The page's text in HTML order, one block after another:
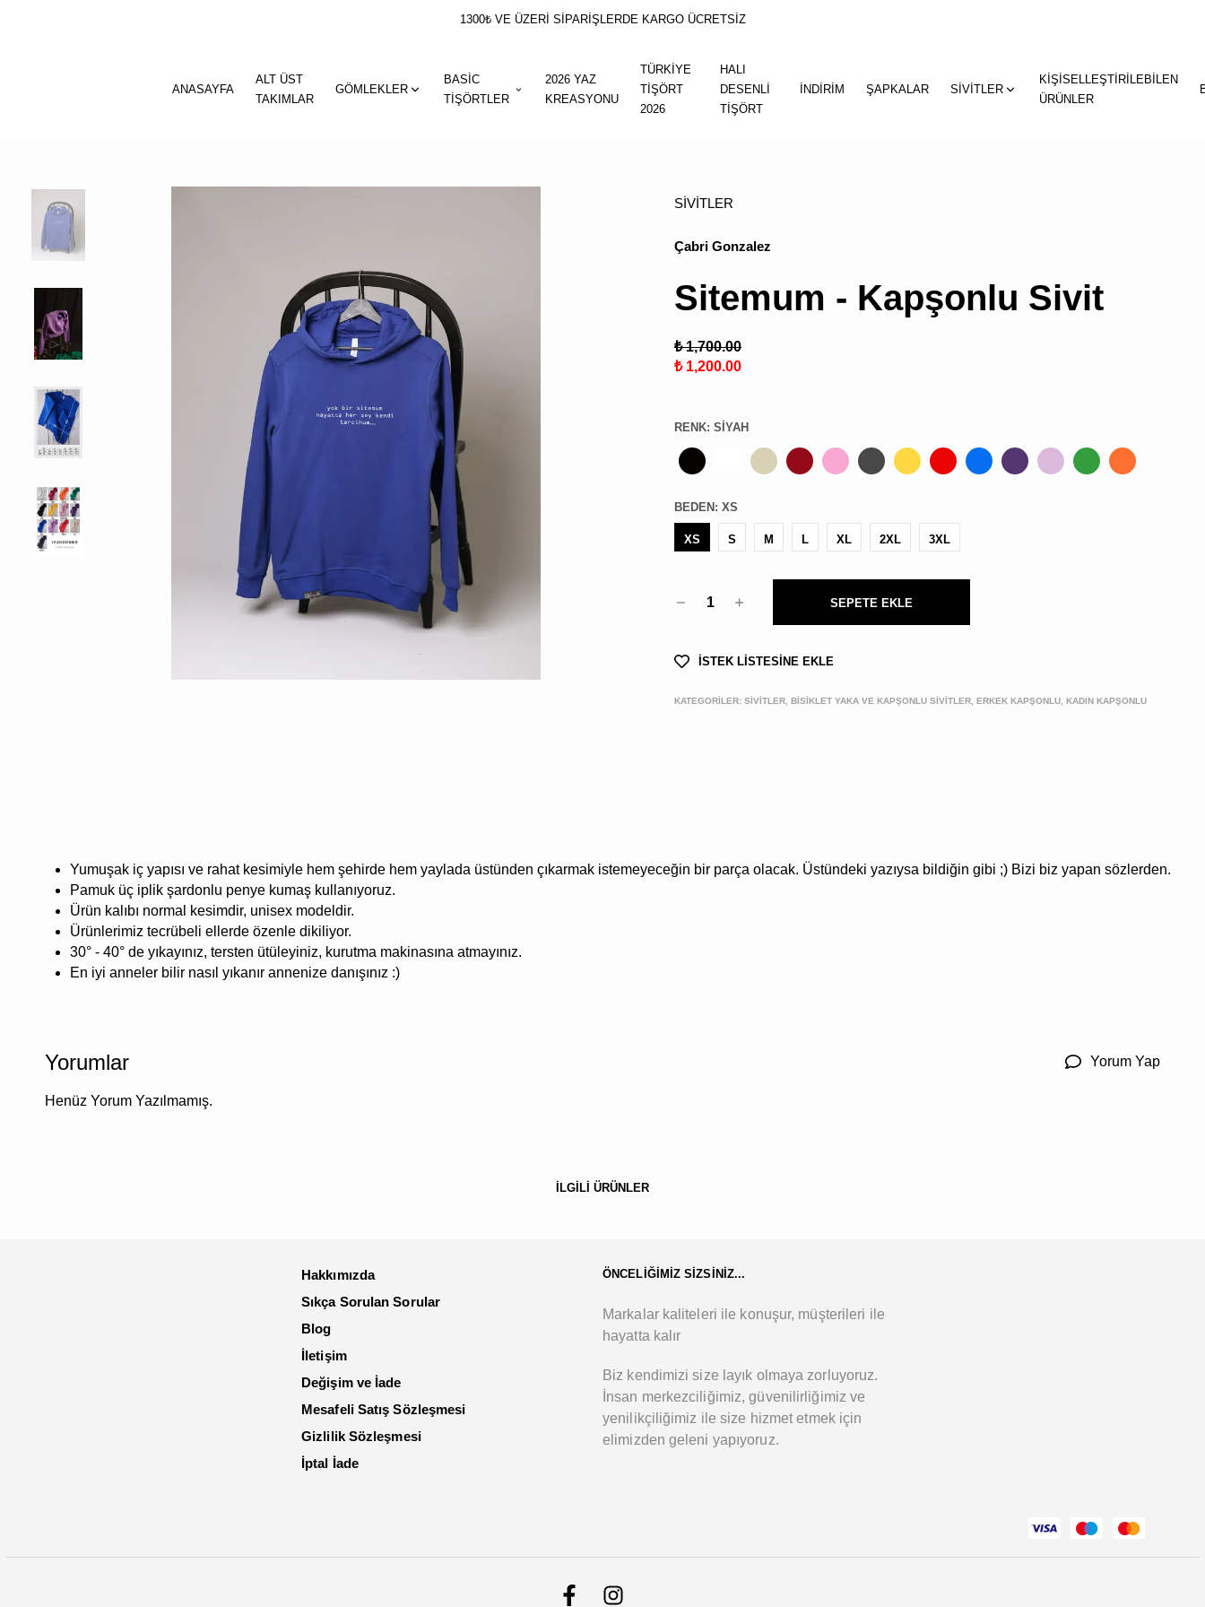
1300₺ VE ÜZERİ SİPARİŞLERDE KARGO ÜCRETSİZ
ANASAYFA
ALT ÜST
TAKIMLAR
GÖMLEKLER
BASİC
TİŞÖRTLER
2026 YAZ
KREASYONU
TÜRKİYE
TİŞÖRT
2026
HALI
DESENLİ
TİŞÖRT
İNDİRİM ŞAPKALAR SİVİTLER
KİŞİSELLEŞTİRİLEBİLEN
ÜRÜNLER
sonraki
""
SİVİTLER
Çabri Gonzalez
Sitemum - Kapşonlu Sivit
₺ 1,700.00
₺ 1,200.00
RENK: SIYAH
BEDEN : XS
XS S M L XL 2XL 3XL
1 SEPETE EKLE
İSTEK LİSTESİNE EKLE
KATEGORİLER: SİVİTLER, BISIKLET YAKA VE KAPŞONLU SIVITLER, ERKEK KAPŞONLU, KADIN KAPŞONLU
Yumuşak iç yapısı ve rahat kesimiyle hem şehirde hem yaylada üstünden çıkarmak istemeyeceğin bir parça olacak. Üstündeki yazıysa bildiğin gibi ;) Bizi biz yapan sözlerden.
Pamuk üç iplik şardonlu penye kumaş kullanıyoruz.
Ürün kalıbı normal kesimdir, unisex modeldir.
Ürünlerimiz tecrübeli ellerde özenle dikiliyor.
30° - 40° de yıkayınız, tersten ütüleyiniz, kurutma makinasına atmayınız.
En iyi anneler bilir nasıl yıkanır annenize danışınız :)
Yorumlar Yorum Yap
Henüz Yorum Yazılmamış.
İLGİLİ ÜRÜNLER
Hakkımızda
Sıkça Sorulan Sorular
Blog
İletişim
Değişim ve İade
Mesafeli Satış Sözleşmesi
Gizlilik Sözleşmesi
İptal İade
ÖNCELİĞİMİZ SİZSİNİZ...
Markalar kaliteleri ile konuşur, müşterileri ile
hayatta kalır
Biz kendimizi size layık olmaya zorluyoruz.
İnsan merkezciliğimiz, güvenilirliğimiz ve
yenilikçiliğimiz ile size hizmet etmek için
elimizden geleni yapıyoruz.